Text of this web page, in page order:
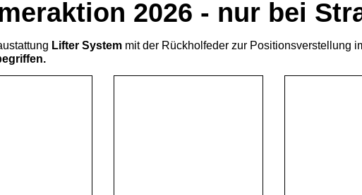
2026 - nur bei
Lifter System mit der Rückholfeder zur Positionsverstellung